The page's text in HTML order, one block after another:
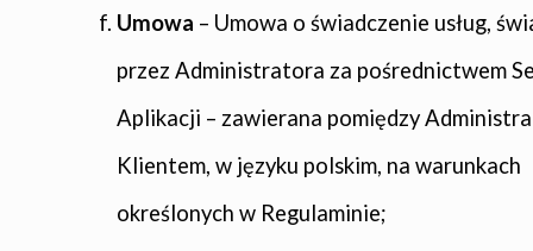
Umowa – Umowa o świadczenie usług,
przez Administratora za pośrednictwem
Aplikacji – zawierana pomiędzy
Klientem, w języku polskim, na warunkach
określonych w Regulaminie;